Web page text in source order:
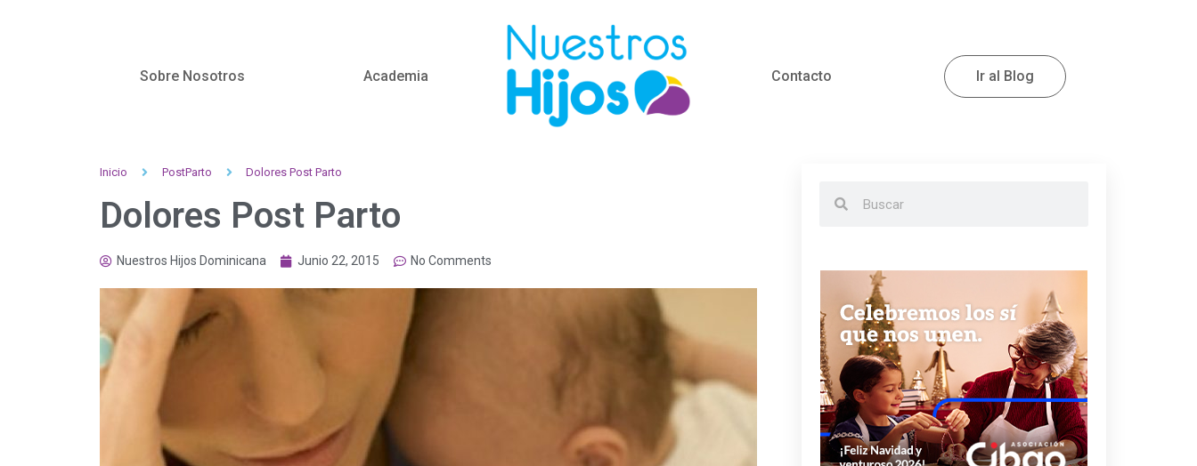
Sobre Nosotros Academia Contacto Ir al Blog
Inicio PostParto Dolores Post Parto
Dolores Post Parto
Nuestros Hijos Dominicana Junio 22, 2015 No Comments